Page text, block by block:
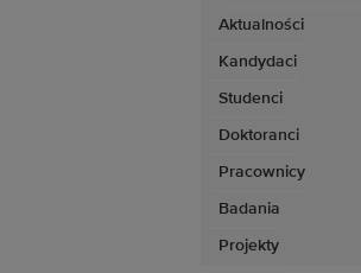
Aktualności
Kandydaci
Studenci
Doktoranci
Pracownicy
Badania
Projekty